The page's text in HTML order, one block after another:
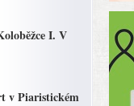
I. V
v Piaristickém